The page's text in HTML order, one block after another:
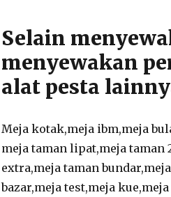
Selain
menyewakan
alat pesta
Meja kotak,meja ibm,meja
meja taman lipat,meja taman
extra,meja taman
bazar,meja test,meja